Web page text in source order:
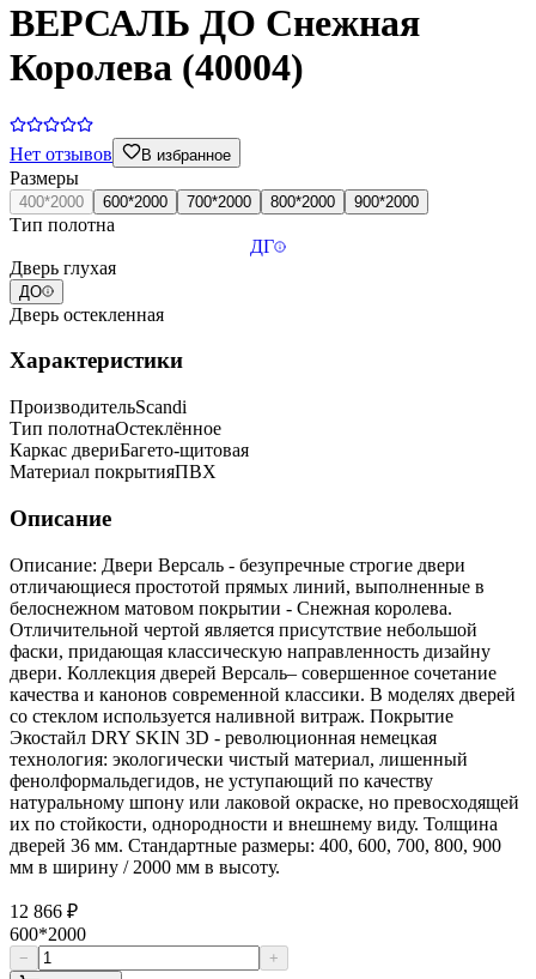
ВЕРСАЛЬ ДО Снежная
Королева (40004)
Нет отзывов В избранное
Размеры
400*2000 600*2000 700*2000 800*2000 900*2000
Тип полотна
ДГ
Дверь глухая
ДО
Дверь остекленная
Характеристики
ПроизводительScandi
Тип полотнаОстеклённое
Каркас двериБагето-щитовая
Материал покрытияПВХ
Описание
Описание: Двери Версаль - безупречные строгие двери
отличающиеся простотой прямых линий, выполненные в
белоснежном матовом покрытии - Снежная королева.
Отличительной чертой является присутствие небольшой
фаски, придающая классическую направленность дизайну
двери. Коллекция дверей Версаль– совершенное сочетание
качества и канонов современной классики. В моделях дверей
со стеклом используется наливной витраж. Покрытие
Экостайл DRY SKIN 3D - революционная немецкая
технология: экологически чистый материал, лишенный
фенолформальдегидов, не уступающий по качеству
натуральному шпону или лаковой окраске, но превосходящей
их по стойкости, однородности и внешнему виду. Толщина
дверей 36 мм. Стандартные размеры: 400, 600, 700, 800, 900
мм в ширину / 2000 мм в высоту.
12 866 ₽
600*2000
−
+